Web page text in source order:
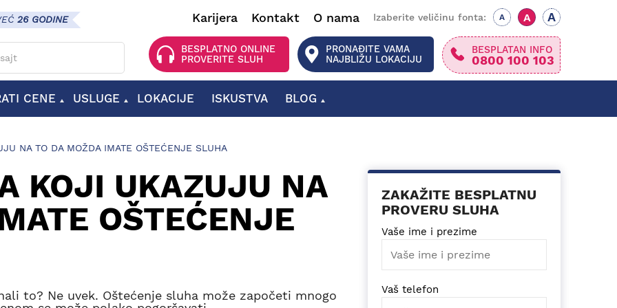
26 GODINE Karijera Kontakt O nama Izaberite veličinu fonta: A A A
BESPLATNO ONLINE
PROVERITE SLUH
PRONAĐITE VAMA
NAJBLIŽU LOKACIJU
BESPLATAN INFO
0800 100 103
CENE USLUGE LOKACIJE ISKUSTVA BLOG
NA TO DA MOŽDA IMATE OŠTEĆENJE SLUHA
KOJI UKAZUJU NA
OŠTEĆENJE
to? Ne uvek. Oštećenje sluha može započeti mnogo
ZAKAŽITE BESPLATNU
PROVERU SLUHA
Vaše ime i prezime
Vaš telefon